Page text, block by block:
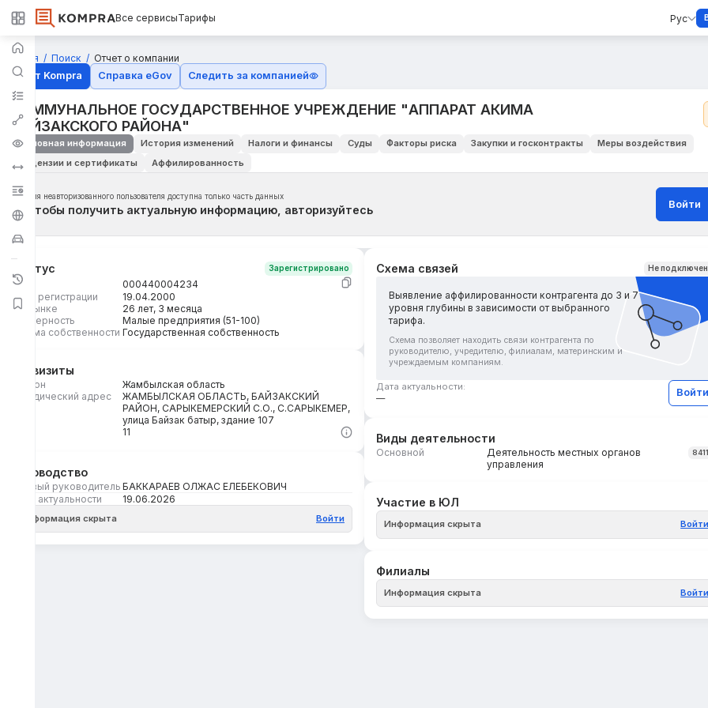
Все сервисыТарифы Рус
Главная Поиск
Отчет о компании
Отчёт Kompra
Справка eGov Следить за компанией
КОММУНАЛЬНОЕ ГОСУДАРСТВЕННОЕ УЧРЕЖДЕНИЕ "АППАРАТ АКИМА
БАЙЗАКСКОГО РАЙОНА"
Основная информация История изменений Налоги и финансы Суды Факторы риска Закупки и госконтракты
Меры воздействия
Лицензии и сертификаты
Аффилированность
Для неавторизованного пользователя доступна только часть данных
Чтобы получить актуальную информацию, авторизуйтесь Войти
Статус Зарегистрировано
БИН
000440004234
Дата регистрации
19.04.2000
На рынке
26 лет, 3 месяца
Размерность
Малые предприятия (51-100)
Форма собственности Государственная собственность
Реквизиты
Регион
Жамбылская область
Юридический адрес
ЖАМБЫЛСКАЯ ОБЛАСТЬ, БАЙЗАКСКИЙ
РАЙОН, САРЫКЕМЕРСКИЙ С.О., С.САРЫКЕМЕР,
улица Байзак батыр, здание 107
11
Руководство
Первый руководитель БАККАРАЕВ ОЛЖАС ЕЛЕБЕКОВИЧ
Дата актуальности
19.06.2026
Информация скрыта Войти
Схема связей Не
Выявление аффилированности контрагента до 3 и 7
уровня глубины в зависимости от выбранного
тарифа.
Схема позволяет находить связи контрагента по
руководителю, учредителю, филиалам, материнским и
учреждаемым компаниям.
Дата актуальности:
—
Войти
Виды деятельности
Основной
Деятельность местных органов
управления
Участие в ЮЛ
Информация скрыта Войти
Филиалы
Информация скрыта Войти